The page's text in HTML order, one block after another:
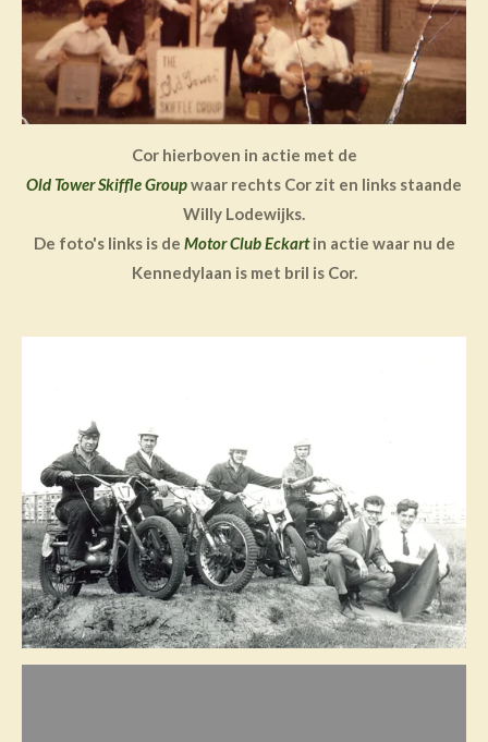
Cor hierboven in actie met de
Old Tower Skiffle Groupwaar rechts Cor zit en links staande
Willy Lodewijks.
De foto's links is de Motor Club Eckartin actie waar nu de
Kennedylaan is met bril is Cor.